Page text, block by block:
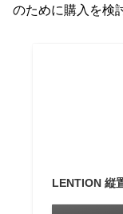
のために購入を検
LENTION 縦